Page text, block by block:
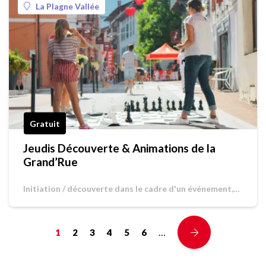
La Plagne Vallée
Gratuit
Jeudis Découverte & Animations de la
Grand’Rue
Initiation / découverte dans le cadre d'un événement,
1 2 3 4 5 6 …